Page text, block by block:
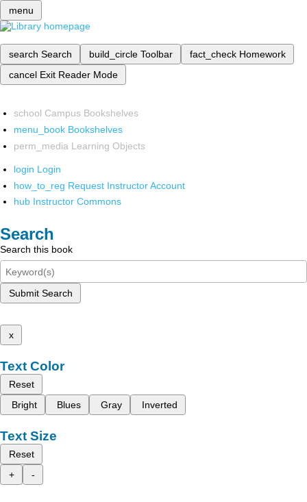
menu
search Search build_circle Toolbar fact_check Homework
cancel Exit Reader Mode
school Campus Bookshelves
menu_book Bookshelves
perm_media Learning Objects
login Login
how_to_reg Request Instructor Account
hub Instructor Commons
Search
Search this book
Submit Search
x
Text Color
Reset
Bright
Blues Gray Inverted
Text Size
Reset
+
-